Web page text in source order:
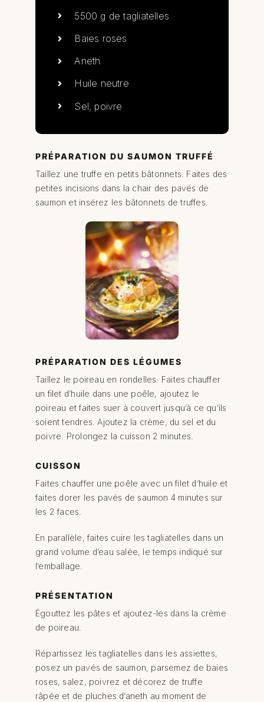
5500 g de tagliatelles
Baies roses
Aneth
Huile neutre
Sel, poivre
PRÉPARATION DU SAUMON TRUFFÉ
Taillez une truffe en petits bâtonnets. Faites des
petites incisions dans la chair des pavés de
saumon et insérez les bâtonnets de truffes.
PRÉPARATION DES LÉGUMES
Taillez le poireau en rondelles. Faites chauffer
un filet d’huile dans une poêle, ajoutez le
poireau et faites suer à couvert jusqu’à ce qu’ils
soient tendres. Ajoutez la crème, du sel et du
poivre. Prolongez la cuisson 2 minutes.
CUISSON
Faites chauffer une poêle avec un filet d’huile et
faites dorer les pavés de saumon 4 minutes sur
les 2 faces.
En parallèle, faites cuire les tagliatelles dans un
grand volume d’eau salée, le temps indiqué sur
l’emballage.
PRÉSENTATION
Égouttez les pâtes et ajoutez-les dans la crème
de poireau.
Répartissez les tagliatelles dans les assiettes,
posez un pavés de saumon, parsemez de baies
roses, salez, poivrez et décorez de truffe
râpée et de pluches d’aneth au moment de